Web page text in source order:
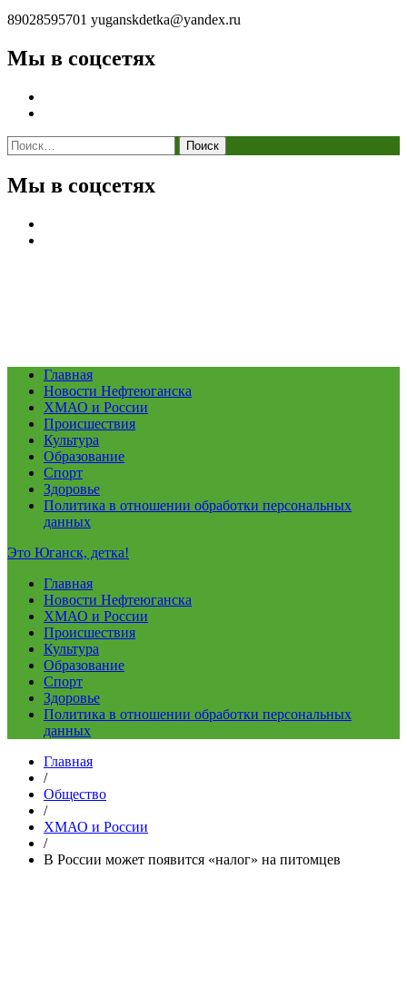
89028595701 yuganskdetka@yandex.ru
Мы в соцсетях
Найти:
Мы в соцсетях
Главная
Новости Нефтеюганска
ХМАО и России
Происшествия
Культура
Образование
Спорт
Здоровье
Политика в отношении обработки персональных
данных
Это Юганск, детка!
Главная
Новости Нефтеюганска
ХМАО и России
Происшествия
Культура
Образование
Спорт
Здоровье
Политика в отношении обработки персональных
данных
Главная
/
Общество
/
ХМАО и России
/
В России может появится «налог» на питомцев